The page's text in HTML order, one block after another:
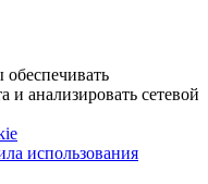
и анализировать сетевой
использования